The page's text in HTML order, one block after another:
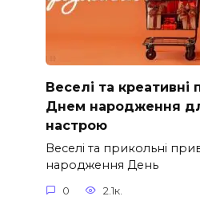
Веселі та креативні
Днем народження
настрою
Веселі та прикольні
народження День
0 2.1к.